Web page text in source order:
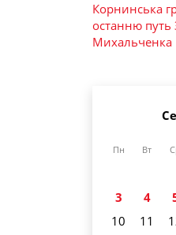
Корнинська
останню путь
Михальченка
Пн Вт
3
4
10
11